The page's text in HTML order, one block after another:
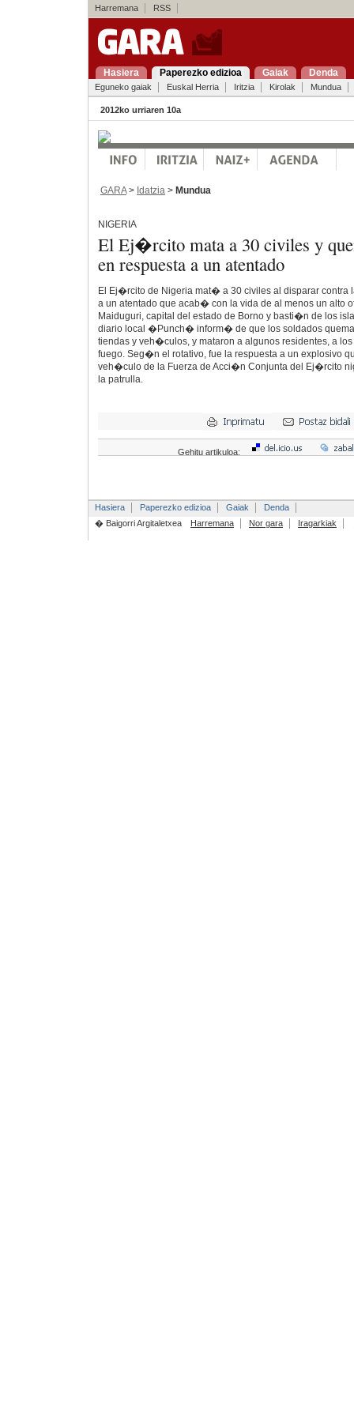
Harremana RSS
Hasiera Paperezko edizioa Gaiak Denda
Eguneko gaiak Euskal Herria Iritzia Kirolak Mundua
2012ko urriaren 10a
GARA> Idatzia > Mundua
NIGERIA
El Ej�rcito mata a 30 civiles y
en respuesta a un atentado
El Ej�rcito de Nigeria mat� a 30 civiles al disparar
a un atentado que acab� con la vida de al menos un alto
Maiduguri, capital del estado de Borno y basti�n de los
diario local �Punch� inform� de que los soldados
tiendas y veh�culos, y mataron a algunos residentes, a
fuego. Seg�n el rotativo, fue la respuesta a un explosivo
veh�culo de la Fuerza de Acci�n Conjunta del Ej�rcito
la patrulla.
Gehitu artikuloa:
Hasiera Paperezko edizioa Gaiak
Denda
� Baigorri Argitaletxea
Harremana Nor gara Iragarkiak